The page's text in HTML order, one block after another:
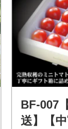
BF-007
送】【